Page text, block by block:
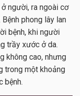
người, ra ngoài cơ
phong lây lan
bệnh, khi người
trầy xước ở da.
không cao, nhưng
trong một khoảng
bệnh.